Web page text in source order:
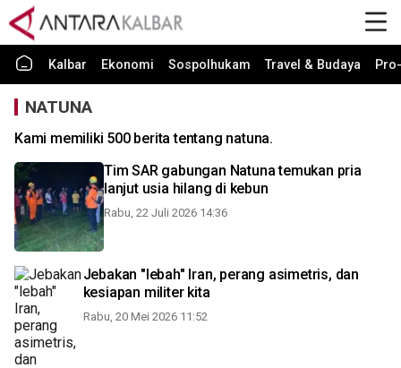
Kalbar Ekonomi Sospolhukam Travel & Budaya
NATUNA
Kami memiliki 500 berita tentang natuna.
Tim SAR gabungan Natuna temukan pria
lanjut usia hilang di kebun
Rabu, 22 Juli 2026 14:36
Jebakan "lebah" Iran, perang asimetris, dan
kesiapan militer kita
Rabu, 20 Mei 2026 11:52